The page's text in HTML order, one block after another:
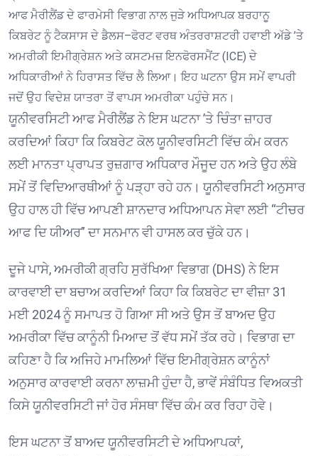
ਆਫ ਮੈਰੀਲੈਂਡ ਦੇ ਫਾਰਮੇਸੀ ਵਿਭਾਗ ਨਾਲ ਜੁੜੇ ਅਧਿਆਪਕ ਬਰਹਾਨੂ
ਕਿਬਰੇਟ ਨੂੰ ਟੈਕਸਾਸ ਦੇ ਡੈਲਸ–ਫੋਰਟ ਵਰਥ ਅੰਤਰਰਾਸ਼ਟਰੀ ਹਵਾਈ ਅੱਡੇ ’ਤੇ
ਅਮਰੀਕੀ ਇਮੀਗ੍ਰੇਸ਼ਨ ਅਤੇ ਕਸਟਮਜ਼ ਇਨਫੋਰਸਮੈਂਟ (ICE) ਦੇ
ਅਧਿਕਾਰੀਆਂ ਨੇ ਹਿਰਾਸਤ ਵਿੱਚ ਲੈ ਲਿਆ। ਇਹ ਘਟਨਾ ਉਸ ਸਮੇਂ ਵਾਪਰੀ
ਜਦੋਂ ਉਹ ਵਿਦੇਸ਼ ਯਾਤਰਾ ਤੋਂ ਵਾਪਸ ਅਮਰੀਕਾ ਪਹੁੰਚੇ ਸਨ।
ਯੂਨੀਵਰਸਿਟੀ ਆਫ ਮੈਰੀਲੈਂਡ ਨੇ ਇਸ ਘਟਨਾ ’ਤੇ ਚਿੰਤਾ ਜ਼ਾਹਰ
ਕਰਦਿਆਂ ਕਿਹਾ ਕਿ ਕਿਬਰੇਟ ਕੋਲ ਯੂਨੀਵਰਸਿਟੀ ਵਿੱਚ ਕੰਮ ਕਰਨ
ਲਈ ਮਾਨਤਾ ਪ੍ਰਾਪਤ ਰੁਜ਼ਗਾਰ ਅਧਿਕਾਰ ਮੌਜੂਦ ਹਨ ਅਤੇ ਉਹ ਲੰਬੇ
ਸਮੇਂ ਤੋਂ ਵਿਦਿਆਰਥੀਆਂ ਨੂੰ ਪੜ੍ਹਾ ਰਹੇ ਹਨ। ਯੂਨੀਵਰਸਿਟੀ ਅਨੁਸਾਰ
ਉਹ ਹਾਲ ਹੀ ਵਿੱਚ ਆਪਣੀ ਸ਼ਾਨਦਾਰ ਅਧਿਆਪਨ ਸੇਵਾ ਲਈ “ਟੀਚਰ
ਆਫ ਦਿ ਯੀਅਰ” ਦਾ ਸਨਮਾਨ ਵੀ ਹਾਸਲ ਕਰ ਚੁੱਕੇ ਹਨ।
ਦੂਜੇ ਪਾਸੇ, ਅਮਰੀਕੀ ਗ੍ਰਹਿ ਸੁਰੱਖਿਆ ਵਿਭਾਗ (DHS) ਨੇ ਇਸ
ਕਾਰਵਾਈ ਦਾ ਬਚਾਅ ਕਰਦਿਆਂ ਕਿਹਾ ਕਿ ਕਿਬਰੇਟ ਦਾ ਵੀਜ਼ਾ 31
ਮਈ 2024 ਨੂੰ ਸਮਾਪਤ ਹੋ ਗਿਆ ਸੀ ਅਤੇ ਉਸ ਤੋਂ ਬਾਅਦ ਉਹ
ਅਮਰੀਕਾ ਵਿੱਚ ਕਾਨੂੰਨੀ ਮਿਆਦ ਤੋਂ ਵੱਧ ਸਮੇਂ ਤੱਕ ਰਹੇ। ਵਿਭਾਗ ਦਾ
ਕਹਿਣਾ ਹੈ ਕਿ ਅਜਿਹੇ ਮਾਮਲਿਆਂ ਵਿੱਚ ਇਮੀਗ੍ਰੇਸ਼ਨ ਕਾਨੂੰਨਾਂ
ਅਨੁਸਾਰ ਕਾਰਵਾਈ ਕਰਨਾ ਲਾਜ਼ਮੀ ਹੁੰਦਾ ਹੈ, ਭਾਵੇਂ ਸੰਬੰਧਿਤ ਵਿਅਕਤੀ
ਕਿਸੇ ਯੂਨੀਵਰਸਿਟੀ ਜਾਂ ਹੋਰ ਸੰਸਥਾ ਵਿੱਚ ਕੰਮ ਕਰ ਰਿਹਾ ਹੋਵੇ।
ਇਸ ਘਟਨਾ ਤੋਂ ਬਾਅਦ ਯੂਨੀਵਰਸਿਟੀ ਦੇ ਅਧਿਆਪਕਾਂ,